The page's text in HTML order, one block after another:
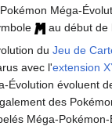
Méga-
au début de
du Jeu de
avec l'extension
Évolution évoluent
des
Méga-